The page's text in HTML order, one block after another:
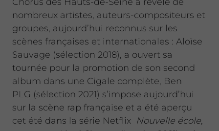
nombreux artistes, auteurs-compositeurs et
groupes, aujourd’hui reconnus sur les
scènes françaises et internationales : Aloïse
Sauvage (sélection 2018), a ouvert sa
tournée pour la promotion de son second
album dans une Cigale complète, Ben
PLG (sélection 2021) s’impose aujourd’hui
sur la scène rap française et a été aperçu
cet été dans la série Netflix Nouvelle école,